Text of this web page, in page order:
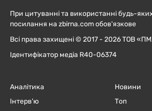
При цитуванні та використанні будь-яких
посилання на zbirna.com обов'язкове
Всі права захищені © 2017 - 2026 ТОВ
Ідентифікатор медіа R40-06374
Аналітика
Інтерв'ю
Новини
Топ